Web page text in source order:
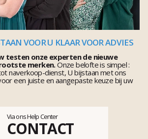
VOOR U KLAAR VOOR ADVIES
testen onze experten de nieuwe
merken.Onze belofte is simpel :
naverkoop-dienst, U bijstaan met ons
een juiste en aangepaste keuze bij uw
Via ons Help Center
CONTACT